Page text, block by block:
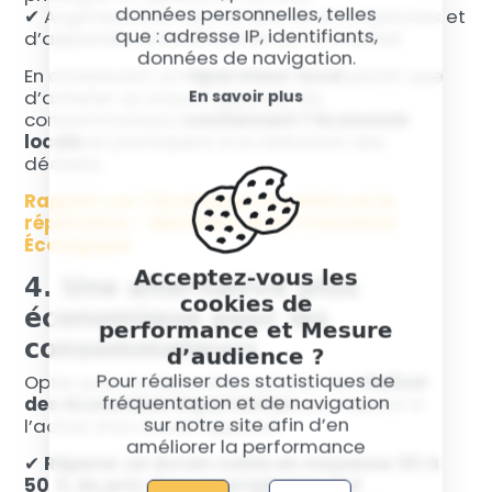
données personnelles, telles
que : adresse IP, identifiants,
données de navigation.
En savoir plus
Acceptez-vous les
cookies de
performance et Mesure
d’audience ?
Pour réaliser des statistiques de
fréquentation et de navigation
sur notre site afin d’en
améliorer la performance
✔ Augmentation du nombre de smartphones et
d’appareils reconditionnés sur le marché
En choisissant un
réparateur local
plutôt que
d’acheter un nouvel appareil, les
consommateurs
locale
déchets.
Rapport sur l’économie circulaire et la
réparation – Ministère de la Transition
Écologique
4. Une alternative plus
économique pour les
consommateurs
Opter pour la réparation permet deréaliser
des économies importantespar rapport à
l’achat d’un nouvel appareil.
✔ Réparer un écran coûte en moyenne 30 à
50 % du prix d’un smartphone neuf